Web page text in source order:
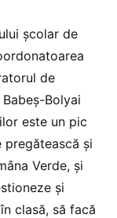
școlar de
de
Bolyai
este un pic
pregătească și
Verde, și
și
clasă, să facă